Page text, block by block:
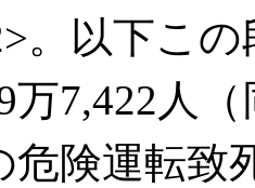
。以下こ
万7,422人
危険運転致